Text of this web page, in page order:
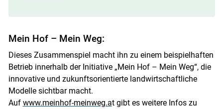
Mein Hof – Mein Weg:
Dieses Zusammenspiel macht ihn zu einem beispielhaften
Betrieb innerhalb der Initiative „Mein Hof – Mein Weg“, die
innovative und zukunftsorientierte landwirtschaftliche
Modelle sichtbar macht.
Auf www.meinhof-meinweg.at gibt es weitere Infos zu